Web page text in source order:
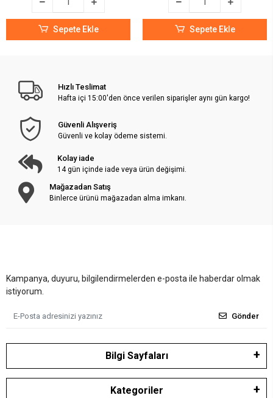
Sepete Ekle Sepete Ekle
Hızlı Teslimat
Hafta içi 15:00'den önce verilen siparişler aynı gün kargo!
Güvenli Alışveriş
Güvenli ve kolay ödeme sistemi.
Kolay iade
14 gün içinde iade veya ürün değişimi.
Mağazadan Satış
Binlerce ürünü mağazadan alma imkanı.
Kampanya, duyuru, bilgilendirmelerden e-posta ile haberdar olmak
istiyorum.
Gönder
Bilgi Sayfaları
Kategoriler